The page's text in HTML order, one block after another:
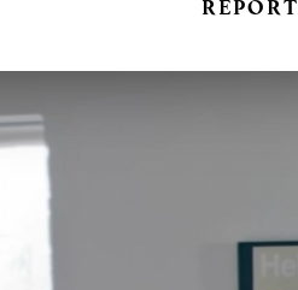
REPORT